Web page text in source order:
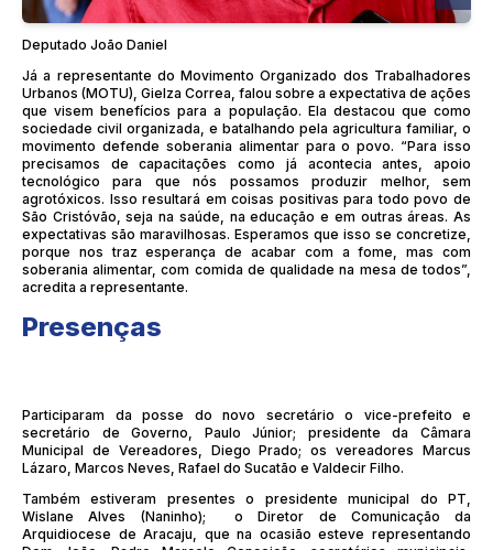
Deputado João Daniel
Já a representante do Movimento Organizado dos Trabalhadores
Urbanos (MOTU), Gielza Correa, falou sobre a expectativa de ações
que visem benefícios para a população. Ela destacou que como
sociedade civil organizada, e batalhando pela agricultura familiar, o
movimento defende soberania alimentar para o povo. “Para isso
precisamos de capacitações como já acontecia antes, apoio
tecnológico para que nós possamos produzir melhor, sem
agrotóxicos. Isso resultará em coisas positivas para todo povo de
São Cristóvão, seja na saúde, na educação e em outras áreas. As
expectativas são maravilhosas. Esperamos que isso se concretize,
porque nos traz esperança de acabar com a fome, mas com
soberania alimentar, com comida de qualidade na mesa de todos”,
acredita a representante.
Presenças
Participaram da posse do novo secretário o vice-prefeito e
secretário de Governo, Paulo Júnior; presidente da Câmara
Municipal de Vereadores, Diego Prado; os vereadores Marcus
Lázaro, Marcos Neves, Rafael do Sucatão e Valdecir Filho.
Também estiveram presentes o presidente municipal do PT,
Wislane Alves (Naninho); o Diretor de Comunicação da
Arquidiocese de Aracaju, que na ocasião esteve representando